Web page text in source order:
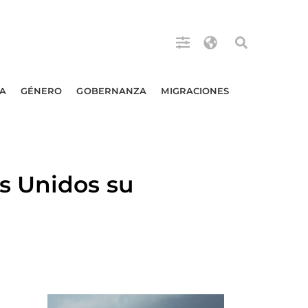
GÉNERO GOBERNANZA MIGRACIONES
Unidos su